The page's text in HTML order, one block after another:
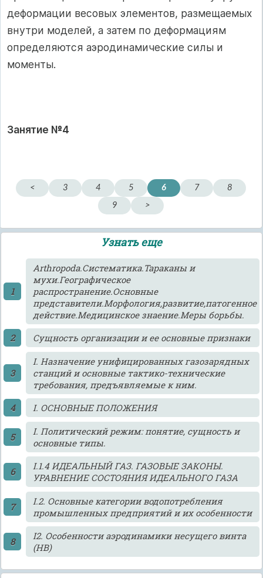
деформации весовых элементов, размещаемых
внутри моделей, а затем по деформациям
определяются аэродинамические силы и
моменты.
Занятие №4
< 3 4 5 6 7
8
9
>
Узнать еще
Arthropoda.Систематика.Тараканы и
мухи.Географическое
распространение.Основные
представители.Морфология,развитие,патогенное
действие.Медицинское знаение.Меры борьбы.
Cущность организации и ее основные признаки
I. Назначение унифицированных газозарядных
станций и основные тактико-технические
требования, предъявляемые к ним.
I. ОСНОВНЫЕ ПОЛОЖЕНИЯ
I. Политический режим: понятие, сущность и
основные типы.
I.1.4 ИДЕАЛЬНЫЙ ГАЗ. ГАЗОВЫЕ ЗАКОНЫ.
УРАВНЕНИЕ СОСТОЯНИЯ ИДЕАЛЬНОГО ГАЗА
I.2. Основные категории водопотребления
промышленных предприятий и их особенности
I2. Особенности аэродинамики несущего винта
(НВ)